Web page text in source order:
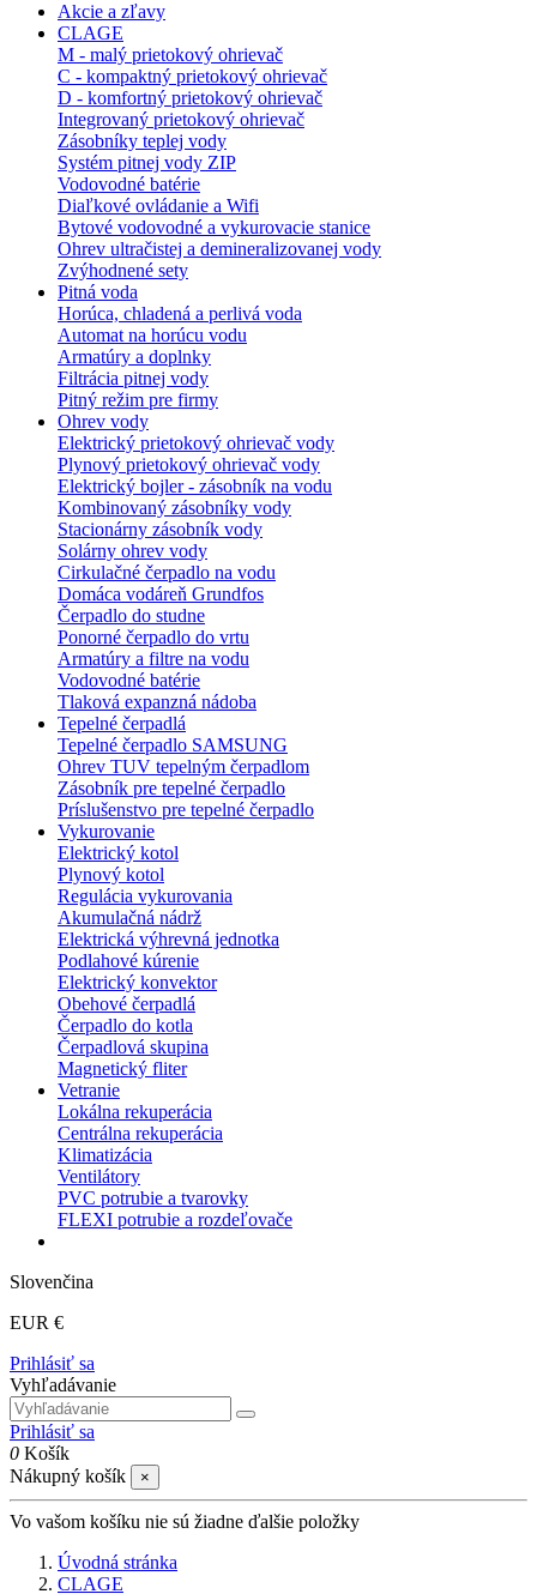
Akcie a zľavy
CLAGE
M - malý prietokový ohrievač
C - kompaktný prietokový ohrievač
D - komfortný prietokový ohrievač
Integrovaný prietokový ohrievač
Zásobníky teplej vody
Systém pitnej vody ZIP
Vodovodné batérie
Diaľkové ovládanie a Wifi
Bytové vodovodné a vykurovacie stanice
Ohrev ultračistej a demineralizovanej vody
Zvýhodnené sety
Pitná voda
Horúca, chladená a perlivá voda
Automat na horúcu vodu
Armatúry a doplnky
Filtrácia pitnej vody
Pitný režim pre firmy
Ohrev vody
Elektrický prietokový ohrievač vody
Plynový prietokový ohrievač vody
Elektrický bojler - zásobník na vodu
Kombinovaný zásobníky vody
Stacionárny zásobník vody
Solárny ohrev vody
Cirkulačné čerpadlo na vodu
Domáca vodáreň Grundfos
Čerpadlo do studne
Ponorné čerpadlo do vrtu
Armatúry a filtre na vodu
Vodovodné batérie
Tlaková expanzná nádoba
Tepelné čerpadlá
Tepelné čerpadlo SAMSUNG
Ohrev TUV tepelným čerpadlom
Zásobník pre tepelné čerpadlo
Príslušenstvo pre tepelné čerpadlo
Vykurovanie
Elektrický kotol
Plynový kotol
Regulácia vykurovania
Akumulačná nádrž
Elektrická výhrevná jednotka
Podlahové kúrenie
Elektrický konvektor
Obehové čerpadlá
Čerpadlo do kotla
Čerpadlová skupina
Magnetický fliter
Vetranie
Lokálna rekuperácia
Centrálna rekuperácia
Klimatizácia
Ventilátory
PVC potrubie a tvarovky
FLEXI potrubie a rozdeľovače
Slovenčina
EUR €
Prihlásiť sa
Vyhľadávanie
Prihlásiť sa
0 Košík
Nákupný košík
×
Vo vašom košíku nie sú žiadne ďalšie položky
Úvodná stránka
CLAGE